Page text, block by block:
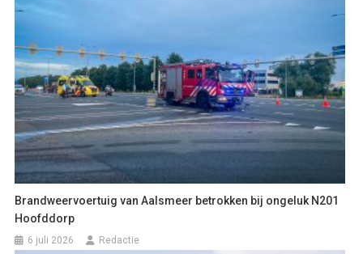
Brandweervoertuig van Aalsmeer betrokken bij ongeluk N201
Hoofddorp
6 juli 2026 Redactie